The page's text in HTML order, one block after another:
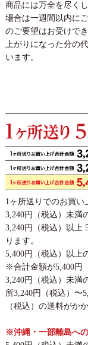
商品には万全を尽く
場合は一週間以内に
のご要望はお受けで
上がりになった分の
います。
1ヶ所送りでのお買い
3,240円（税込）未満
3,240円（税込）以上
ります。
5,400円（税込）以上
※合計金額が5,400円
3,240円（税込）未満
所3,240円（税込）〜
（税込）の送料がか
※沖縄・一部離島へ